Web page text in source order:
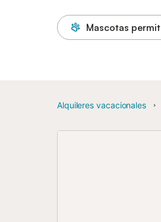
Mascotas
Alquileres vacacionales